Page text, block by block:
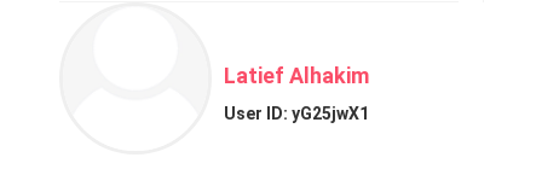
obi ...
Latief Alhakim
User ID: yG25jwX1